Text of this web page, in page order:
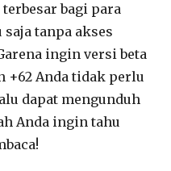
bagi para
tanpa akses
ingin versi beta
+62 Anda tidak perlu
dapat mengunduh
Anda ingin tahu